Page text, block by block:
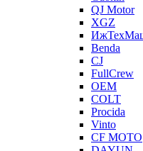
QJ Motor
XGZ
Benda
CJ
FullCrew
OEM
COLT
Procida
Vinto
CF MOTO